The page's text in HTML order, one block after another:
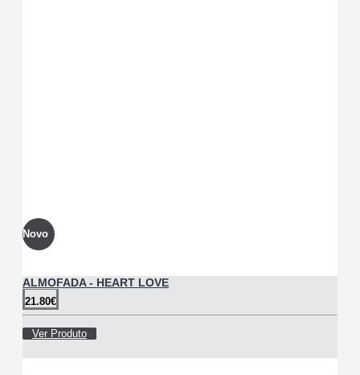
Novo
ALMOFADA - HEART LOVE
21.80€
Ver Produto